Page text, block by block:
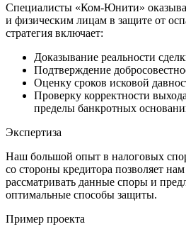
Специалисты «Ком-Юнити»
и физическим лицам в защите от
стратегия включает:
Доказывание реальности
Подтверждение
Оценку сроков исковой
Проверку корректности
пределы банкротных
Экспертиза
Наш большой опыт в налоговых
со стороны кредитора позволяет
рассматривать данные споры и
оптимальные способы защиты.
Пример проекта